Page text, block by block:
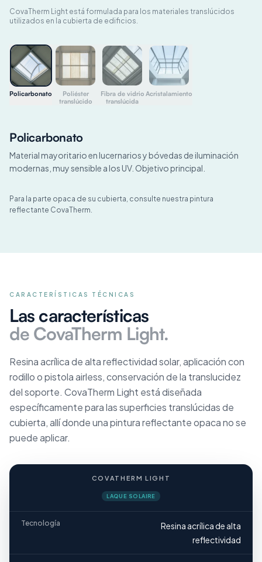
CovaTherm Light está formulada para los materiales translúcidos
utilizados en la cubierta de edificios.
Policarbonato
Poliéster
translúcido
Fibra de vidrio
translúcida
Acristalamiento
COMPATIBLE
Policarbonato
Material mayoritario en lucernarios y bóvedas de iluminación
modernas, muy sensible a los UV. Objetivo principal.
Para la parte opaca de su cubierta, consulte nuestra pintura
reflectante CovaTherm.
CARACTERÍSTICAS TÉCNICAS
Las características
de CovaTherm Light.
Resina acrílica de alta reflectividad solar, aplicación con
rodillo o pistola airless, conservación de la translucidez
del soporte. CovaTherm Light está diseñada
específicamente para las superficies translúcidas de
cubierta, allí donde una pintura reflectante opaca no se
puede aplicar.
COVATHERM LIGHT
LAQUE SOLAIRE
Tecnología
Resina acrílica de alta
reflectividad